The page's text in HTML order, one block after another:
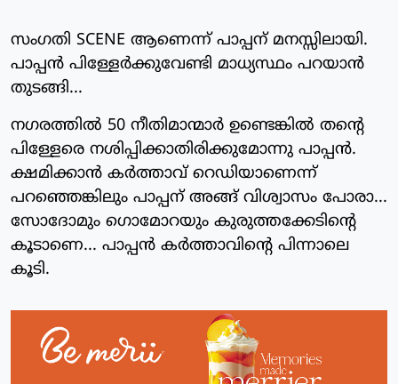
സംഗതി SCENE ആണെന്ന് പാപ്പന് മനസ്സിലായി.
പാപ്പന്‍ പിള്ളേര്‍ക്കുവേണ്ടി മാധ്യസ്ഥം പറയാന്‍
തുടങ്ങി...
നഗരത്തില്‍ 50 നീതിമാന്മാര്‍ ഉണ്ടെങ്കില്‍ തന്റെ
പിള്ളേരെ നശിപ്പിക്കാതിരിക്കുമോന്നു പാപ്പന്‍.
ക്ഷമിക്കാന്‍ കര്‍ത്താവ് റെഡിയാണെന്ന്
പറഞ്ഞെങ്കിലും പാപ്പന് അങ്ങ് വിശ്വാസം പോരാ...
സോദോമും ഗൊമോറയും കുരുത്തക്കേടിന്റെ
കൂടാണെ... പാപ്പന്‍ കര്‍ത്താവിന്റെ പിന്നാലെ
കൂടി.